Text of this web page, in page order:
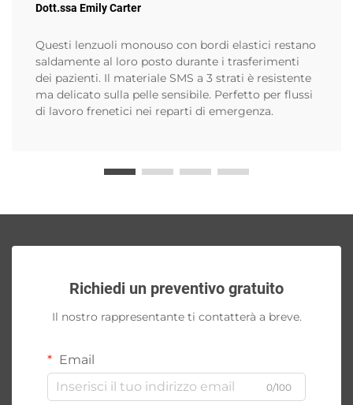
Dott.ssa Emily Carter
Questi lenzuoli monouso con bordi elastici restano
saldamente al loro posto durante i trasferimenti
dei pazienti. Il materiale SMS a 3 strati è resistente
ma delicato sulla pelle sensibile. Perfetto per flussi
di lavoro frenetici nei reparti di emergenza.
Richiedi un preventivo gratuito
Il nostro rappresentante ti contatterà a breve.
Email
0/100